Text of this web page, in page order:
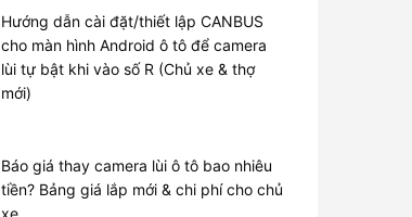
Hướng dẫn cài đặt/thiết lập CANBUS
cho màn hình Android ô tô để camera
lùi tự bật khi vào số R (Chủ xe & thợ
mới)
Báo giá thay camera lùi ô tô bao nhiêu
tiền? Bảng giá lắp mới & chi phí cho chủ
xe